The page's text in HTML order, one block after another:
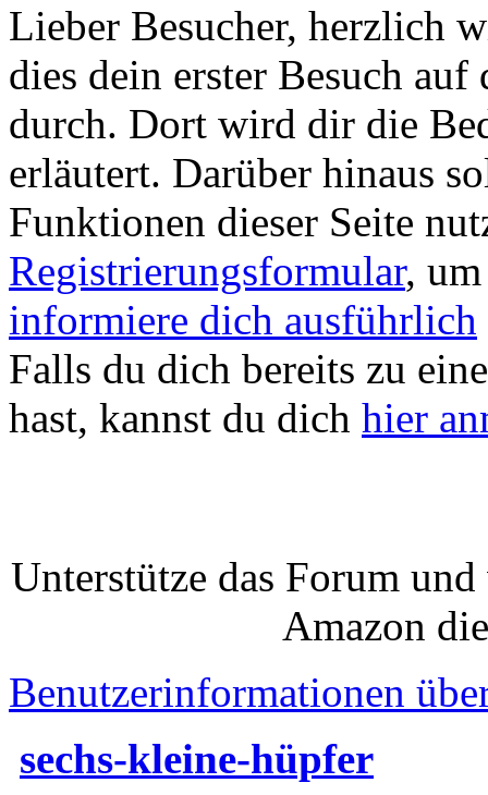
Lieber Besucher, herzlich
dies dein erster Besuch
durch. Dort wird dir die
erläutert. Darüber hinaus
Funktionen dieser Seite
Registrierungsformular,
informiere dich ausführlich
Falls du dich bereits zu
hast, kannst du dich hier
Unterstütze das Forum
Amazon
Benutzerinformationen
sechs-kleine-hüpfer